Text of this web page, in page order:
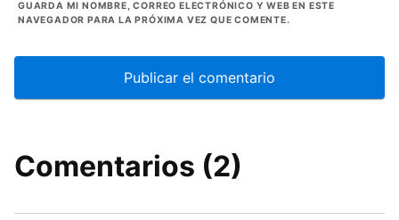
GUARDA MI NOMBRE, CORREO ELECTRÓNICO Y WEB EN ESTE
NAVEGADOR PARA LA PRÓXIMA VEZ QUE COMENTE.
Comentarios (2)